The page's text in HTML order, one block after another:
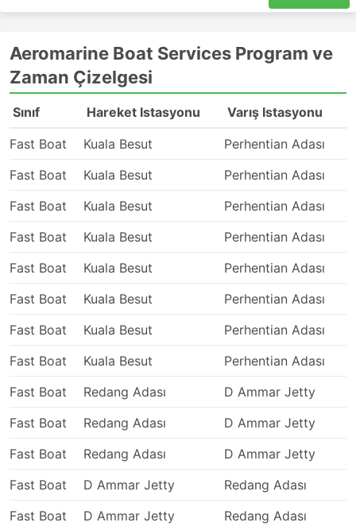
Redang - Terengganu
Terengganu - Perhentian
Paradan tasarruf etmeniz gerekiyorsa, rotanızda daha
genellikle fiyatlar çok daha uygundur. Rezervasyondan
önce seyahatin uzunluğunu kontrol etmek temel bir
çok büyük olabilir. Herhangi bir rotada tüm sefer veya
bulundurun. Daha pahalı özel kabinlerin mevcudiyeti
rezervasyonunuzu önceden yapmak iyi bir fikirdir. Bu
dönemlerde en popüler rotalarda yerinden bilet almak
uzun kuyruklara neden olabilir. Bazı destinasyonların
birden fazla iskelesi veya farklı feribot şirketleri için
ayrıldığınız/ yanaştığınız iskeleyi kontrol etmeniz
yapmak için yeterince zaman bırakın. Bu işlemler dış
hatlarda birkaç saat sürebilir. Son olarak, bazı iskeleler
gelen tüm yolculara kendi ""iskele ücretini"" uygular. Bu
Aeromarine Boat Services Program ve
Zaman Çizelgesi
Sınıf Hareket Istasyonu Varış Istasyonu
Fast Boat
Kuala Besut Perhentian Adası
Fast Boat
Kuala Besut Perhentian Adası
Fast Boat
Kuala Besut Perhentian Adası
Fast Boat
Kuala Besut Perhentian Adası
Fast Boat
Kuala Besut Perhentian Adası
Fast Boat
Kuala Besut Perhentian Adası
Fast Boat
Kuala Besut Perhentian Adası
Fast Boat
Kuala Besut Perhentian Adası
Fast Boat
Redang Adası D Ammar Jetty
Fast Boat
Redang Adası D Ammar Jetty
Fast Boat
Redang Adası D Ammar Jetty
Fast Boat
D Ammar Jetty Redang Adası
Fast Boat
D Ammar Jetty Redang Adası